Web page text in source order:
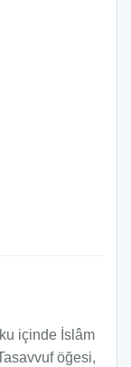
içinde İslâm
öğesi,